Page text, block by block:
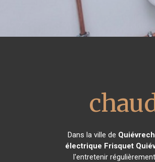
Dans la ville de
électrique Frisquet
l'entretenir